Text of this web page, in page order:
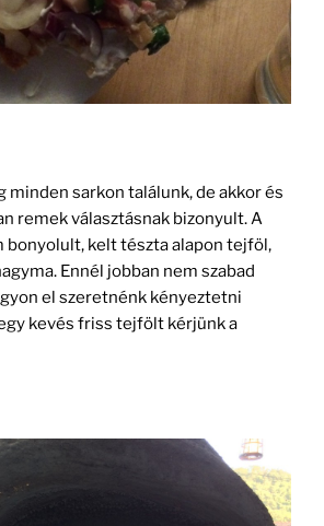
minden sarkon találunk, de akkor és
remek választásnak bizonyult. A
bonyolult, kelt tészta alapon tejföl,
Ennél jobban nem szabad
el szeretnénk kényeztetni
kevés friss tejfölt kérjünk a